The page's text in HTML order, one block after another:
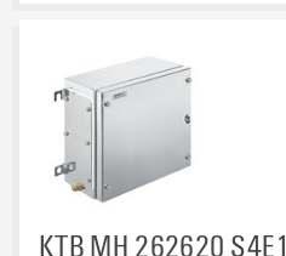
KTB MH 262620 S4E1